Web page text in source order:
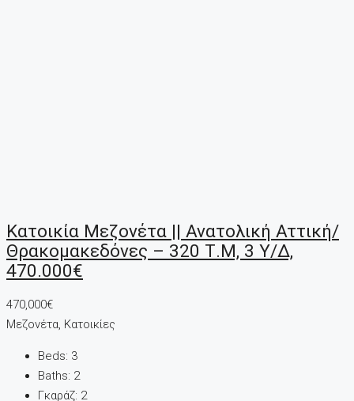
Κατοικία Μεζονέτα || Ανατολική Αττική/
Θρακομακεδόνες – 320 Τ.μ, 3 Υ/Δ,
470.000€
470,000€
Μεζονέτα, Κατοικίες
Beds: 3
Baths: 2
Γκαράζ: 2